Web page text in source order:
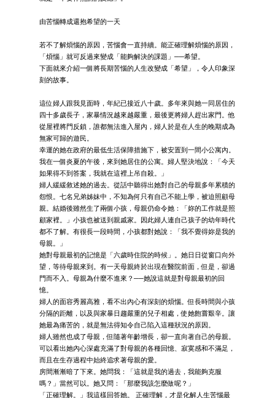
由苦惱轉成還抱希望的一天
若不了解煩惱的原因，苦惱會一直持續。能正確理解煩惱的原因，
「煩惱」就可反過來變成「能夠解決的課題」──希望。
下面就來介紹一個將長期苦惱的人生改變成「希望」，令人印象深
刻的故事。
這位婦人跟我見面時，年紀已接近八十歲。多年來與她一同居住的
四十多歲長子，家暴情況越來越嚴重，最後更將婦人趕出家門。他
從屋裡將門反鎖，誰都無法進入屋內，婦人於是在人生的晚期成為
無家可歸的遊民。
幸運的她在政府的最低生活保障措施下，被安置到一間小公寓內。
我在一個炎夏的午後，來到她居住的公寓。婦人堅決地說：「今天
如果得不到答案，我就在這裡上吊自殺。」
婦人緩緩敘述她的過去。從話中聽得出她對自己的母親多年累積的
怨恨。七名兄弟姊妹中，不知為何只有自己不能上學，被迫照顧母
親。結婚後雖然生了兩個小孩，母親仍命令她：「妳的工作就是照
顧家裡。」小孩也被送到親戚家。因此婦人連自己孩子的幼年時代
都不了解。有很長一段時間，小孩都對她說：「我不覺得妳是我的
母親。」
她對母親最初的記憶是「六歲時住院的時候」。她日日從窗口向外
望，等待母親來到。有一天母親終於出現在醫院前面，但是，卻過
門而不入。母親為什麼不進來？──她說這就是對母親最初的回
憶。
婦人的面容秀麗高雅，看不出內心有深刻的煩惱。但長時間與小孩
分隔的距離，以及與家暴日趨嚴重的兒子相處，使她飽嘗艱辛。讓
她最為痛苦的，就是無法得知令自己陷入這種狀況的原因。
婦人雖然也成了母親，但隨著年齡增長，卻一直向著自己的母親。
可以看出她內心深處充滿了對母親的各種回憶、寂寞感和不滿足，
而且在生存過程中始終追求著母親的愛。
房間漸漸暗了下來。她問我：「這就是我的過去，我能夠克服
嗎？」當然可以。她又問：「那麼我該怎麼做呢？」
「正確理解。」我這樣回答她。 正確理解，才是化解人生苦惱最